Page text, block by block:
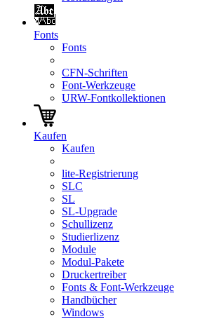
Fonts
Fonts
CFN-Schriften
Font-Werkzeuge
URW-Fontkollektionen
Kaufen
Kaufen
lite-Registrierung
SLC
SL
SL-Upgrade
Schullizenz
Studierlizenz
Module
Modul-Pakete
Druckertreiber
Fonts & Font-Werkzeuge
Handbücher
Windows